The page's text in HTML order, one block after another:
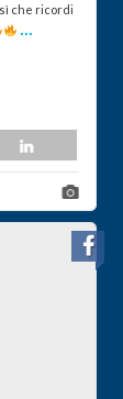
che ricordi
...